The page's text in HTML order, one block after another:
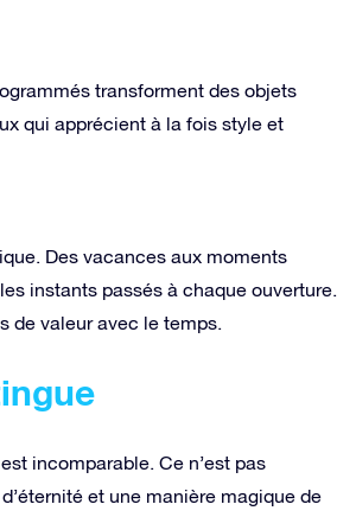
transforment des objets
qui apprécient à la fois style et
Des vacances aux moments
instants passés à chaque ouverture.
de valeur avec le temps.
incomparable. Ce n’est pas
et une manière magique de